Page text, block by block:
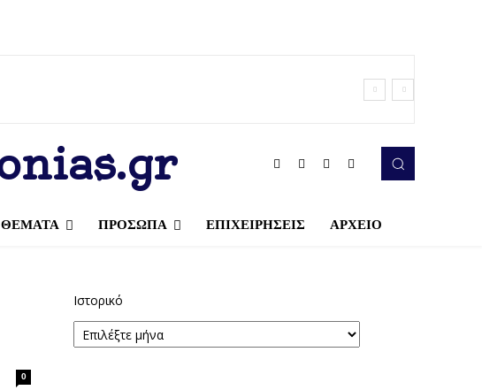
ΘΕΜΑΤΑ ΠΡΟΣΩΠΑ ΕΠΙΧΕΙΡΗΣΕΙΣ ΑΡΧΕΙΟ
0
Ιστορικό